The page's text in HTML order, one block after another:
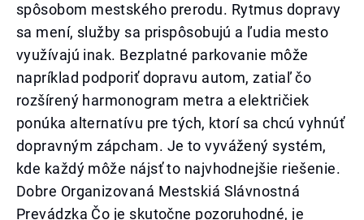
spôsobom mestského prerodu. Rytmus dopravy
sa mení, služby sa prispôsobujú a ľudia mesto
využívajú inak. Bezplatné parkovanie môže
napríklad podporiť dopravu autom, zatiaľ čo
rozšírený harmonogram metra a električiek
ponúka alternatívu pre tých, ktorí sa chcú vyhnúť
dopravným zápcham. Je to vyvážený systém,
kde každý môže nájsť to najvhodnejšie riešenie.
Dobre Organizovaná Mestskiá Slávnostná
Prevádzka Čo je skutočne pozoruhodné, je